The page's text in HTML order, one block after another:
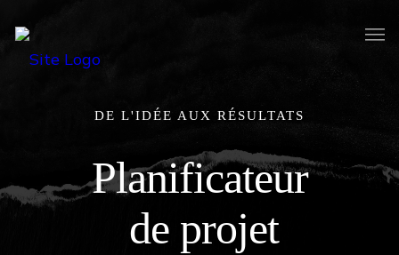
DE L'IDÉE AUX RÉSULTATS
Planificateur
de projet